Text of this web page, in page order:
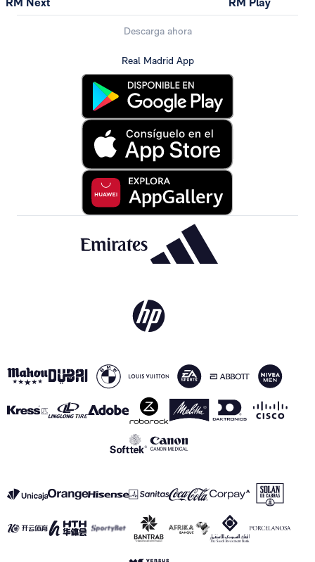
Descarga ahora
Real Madrid App